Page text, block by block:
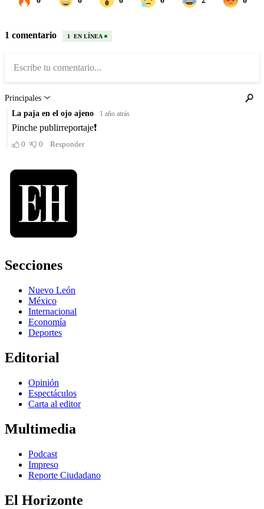
Secciones
Nuevo León
México
Internacional
Economía
Deportes
Editorial
Opinión
Espectáculos
Carta al editor
Multimedia
Podcast
Impreso
Reporte Ciudadano
El Horizonte